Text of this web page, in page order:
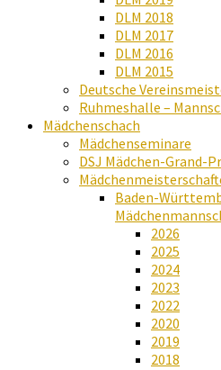
DLM 2018
DLM 2017
DLM 2016
DLM 2015
Deutsche
Ruhmeshalle –
Mädchenschach
Mädchenseminare
DSJ Mädchen-Grand-
Baden-
2026
2025
2024
2023
2022
2020
2019
2018